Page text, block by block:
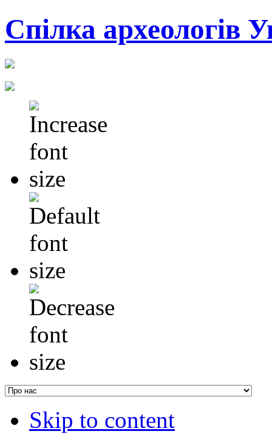
Cпілка археологів
Skip to content